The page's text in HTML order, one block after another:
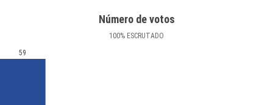
Número de votos
100% ESCRUTADO
59